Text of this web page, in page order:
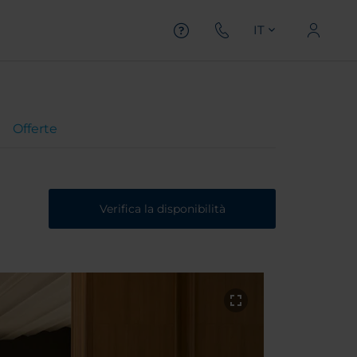
IT
Offerte
Verifica la disponibilità